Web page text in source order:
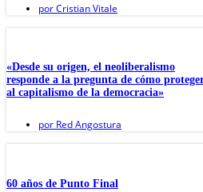
porCristian Vitale
«Desde su origen, el neoliberalismo
responde a la pregunta de cómo
al capitalismo de la democracia»
por Red Angostura
60 años de Punto Final